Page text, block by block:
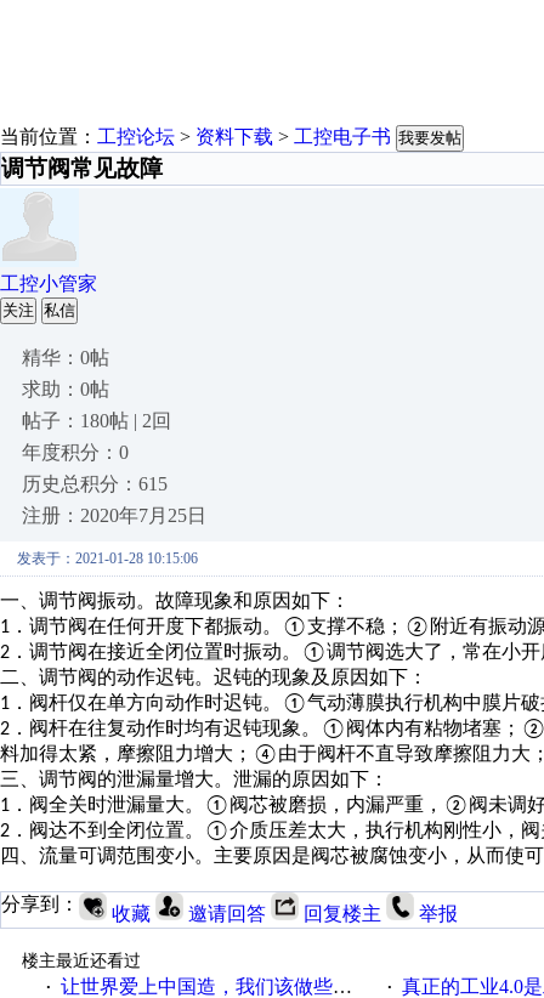
当前位置： 工控论坛 > 资料下载 > 工控电子书 我要发帖
调节阀常见故障
工控小管家
关注 私信
精华：0帖
求助：0帖
帖子：180帖 | 2回
年度积分：0
历史总积分：615
注册：2020年7月25日
发表于：2021-01-28 10:15:06
一、 调节阀振动。故障现象和原因如下：
1 ．调节阀在任何开度下都振动。 ①支撑不稳； ② 附近有振动
2 ．调节阀在接近全闭位置时振动。 ①调节阀选大了，常在小
二
调节阀的动作迟钝。迟钝的现象及原因如下：
1 ．阀杆仅在单方向动作时迟钝。 ①气动薄膜执行机构中膜片
2 ．阀杆在往复动作时均有迟钝现象。 ①阀体内有粘物堵塞；
料加得太紧，摩擦阻力增大； ④由于阀杆不直导致摩擦阻力大
三
调节阀的泄漏量增大。泄漏的原因如下：
1 ．阀全关时泄漏量大。 ①阀芯被磨损，内漏严重， ②阀未
2 ．阀达不到全闭位置。 ①介质压差太大，执行机构刚性小，
四
流量可调范围变小。主要原因是阀芯被腐蚀变小，从而使
分享到： 收藏 邀请回答 回复楼主 举报
楼主最近还看过
· 让世界爱上中国造，我们该做些什么 · 真正的工业4.0